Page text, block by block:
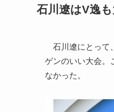
石川遼はV逸
石川遼にとって
ゲンのいい大会。
なかった。